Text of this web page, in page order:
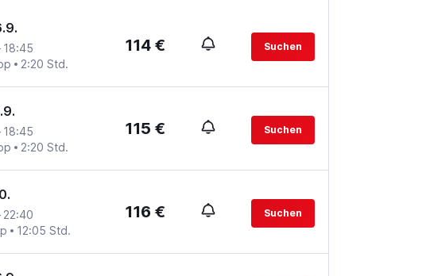
18:45
2:20 Std.
114 € Suchen
18:45
2:20 Std.
115 € Suchen
22:40
12:05 Std.
116 € Suchen